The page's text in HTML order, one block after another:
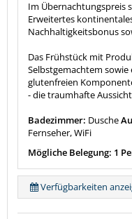
Im Übernachtungspreis
Erweitertes
Nachhaltigkeitsbonus
Das Frühstück mit
Selbstgemachtem
glutenfreien
- die traumhafte
Badezimmer: Dusche
Fernseher, WiFi
Mögliche Belegung: 1
Verfügbarkeiten